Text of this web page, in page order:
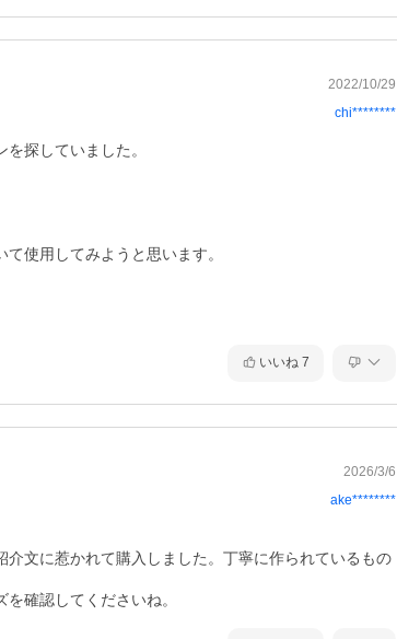
2022/10/29
chi********
探していました。
使用してみようと思います。
いいね 7
2026/3/6
ake********
文に惹かれて購入しました。丁寧に作られているもの
確認してくださいね。